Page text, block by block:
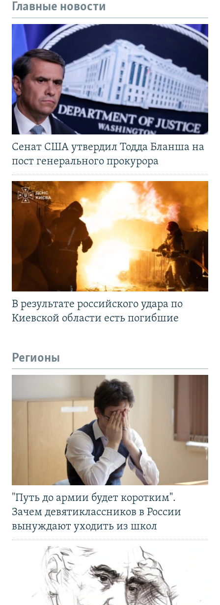
Главные новости
Сенат США утвердил Тодда Бланша на
пост генерального прокурора
В результате российского удара по
Киевской области есть погибшие
Регионы
"Путь до армии будет коротким".
Зачем девятиклассников в России
вынуждают уходить из школ